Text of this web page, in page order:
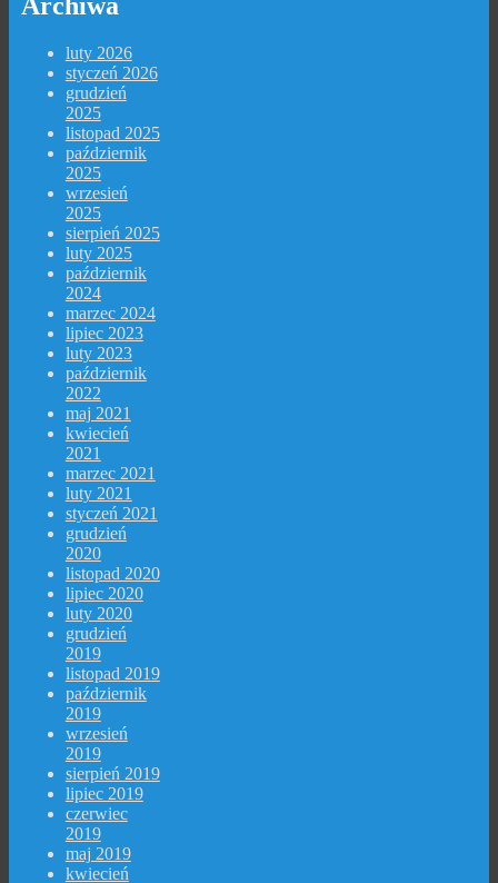
Archiwa
luty 2026
styczeń 2026
grudzień
2025
listopad 2025
październik
2025
wrzesień
2025
sierpień 2025
luty 2025
październik
2024
marzec 2024
lipiec 2023
luty 2023
październik
2022
maj 2021
kwiecień
2021
marzec 2021
luty 2021
styczeń 2021
grudzień
2020
listopad 2020
lipiec 2020
luty 2020
grudzień
2019
listopad 2019
październik
2019
wrzesień
2019
sierpień 2019
lipiec 2019
czerwiec
2019
maj 2019
kwiecień